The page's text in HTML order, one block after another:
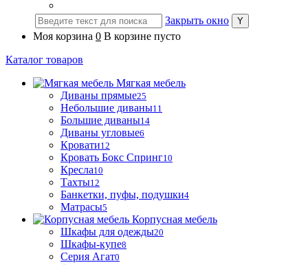
Закрыть окно
Моя корзина 0 В корзине пусто
Каталог товаров
Мягкая мебель
Диваны прямые25
Небольшие диваны11
Большие диваны14
Диваны угловые6
Кровати12
Кровать Бокс Спринг10
Кресла10
Тахты12
Банкетки, пуфы, подушки4
Матрасы5
Корпусная мебель
Шкафы для одежды20
Шкафы-купе8
Серия Агат0